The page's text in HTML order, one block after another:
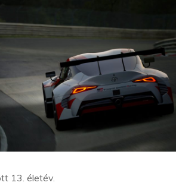
13. életév.